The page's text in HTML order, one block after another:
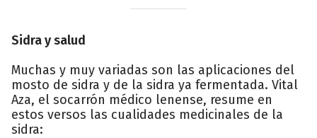
Sidra y salud
Muchas y muy variadas son las aplicaciones del
mosto de sidra y de la sidra ya fermentada. Vital
Aza, el socarrón médico lenense, resume en
estos versos las cualidades medicinales de la
sidra: